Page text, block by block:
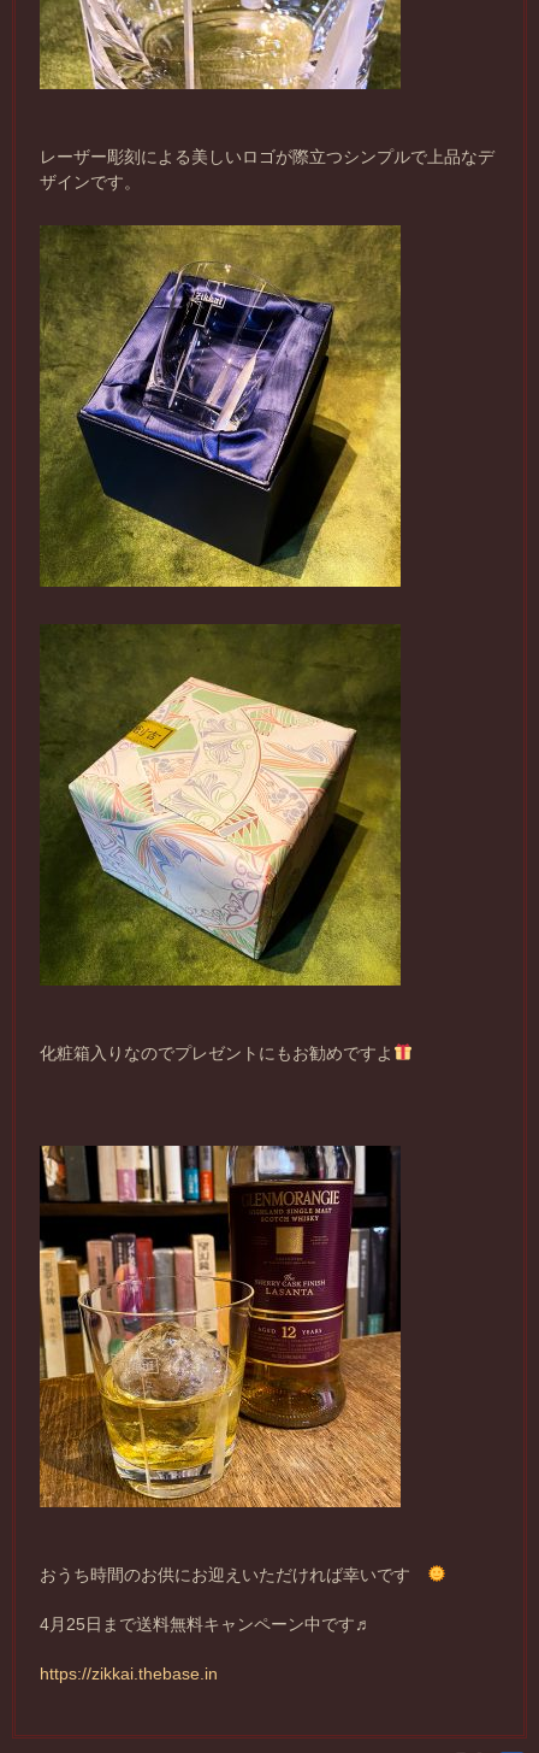
レーザー彫刻による美しいロゴが際立つシンプルで上品なデ
ザインです。
化粧箱入りなのでプレゼントにもお勧めですよ
おうち時間のお供にお迎えいただければ幸いです
4月25日まで送料無料キャンペーン中です♬
https://zikkai.thebase.in